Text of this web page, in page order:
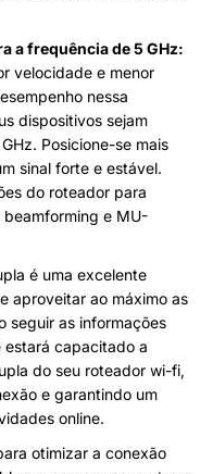
a frequência de 5 GHz:
velocidade e menor
nessa
dispositivos sejam
Posicione-se mais
sinal forte e estável.
do roteador para
e MU-
é uma excelente
aproveitar ao máximo as
seguir as informações
estará capacitado a
do seu roteador wi-fi,
e garantindo um
online.
otimizar a conexão